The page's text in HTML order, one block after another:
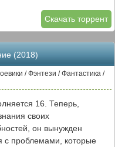
Скачать торрент
(2018)
/ Фэнтези / Фантастика /
16. Теперь,
своих
он вынужден
с проблемами, которые